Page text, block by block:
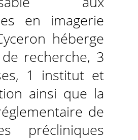
en imagerie
héberge
recherche, 3
1 institut et
ainsi que la
de
précliniques